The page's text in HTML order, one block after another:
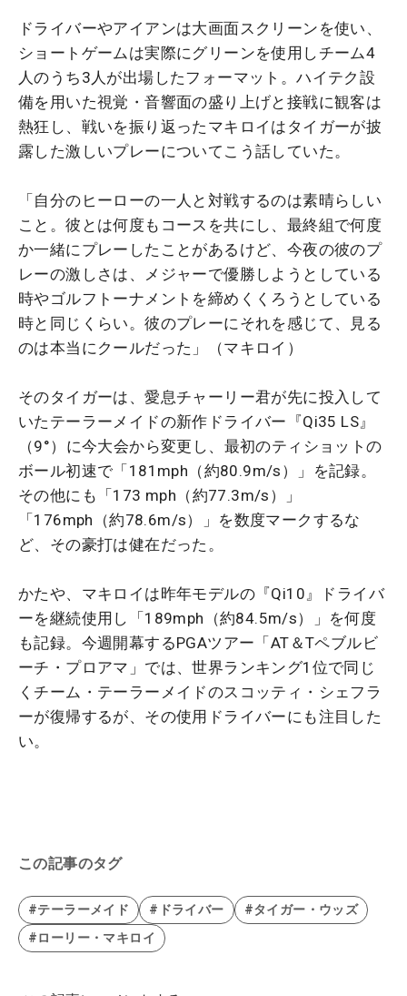
ドライバーやアイアンは大画面スクリーンを使い、
ショートゲームは実際にグリーンを使用しチーム4
人のうち3人が出場したフォーマット。ハイテク設
備を用いた視覚・音響面の盛り上げと接戦に観客は
熱狂し、戦いを振り返ったマキロイはタイガーが披
露した激しいプレーについてこう話していた。
「自分のヒーローの一人と対戦するのは素晴らしい
こと。彼とは何度もコースを共にし、最終組で何度
か一緒にプレーしたことがあるけど、今夜の彼のプ
レーの激しさは、メジャーで優勝しようとしている
時やゴルフトーナメントを締めくくろうとしている
時と同じくらい。彼のプレーにそれを感じて、見る
のは本当にクールだった」（マキロイ）
そのタイガーは、愛息チャーリー君が先に投入して
いたテーラーメイドの新作ドライバー『Qi35 LS』
（9°）に今大会から変更し、最初のティショットの
ボール初速で「181mph（約80.9m/s）」を記録。
その他にも「173 mph（約77.3m/s）」
「176mph（約78.6m/s）」を数度マークするな
ど、その豪打は健在だった。
かたや、マキロイは昨年モデルの『Qi10』ドライバ
ーを継続使用し「189mph（約84.5m/s）」を何度
も記録。今週開幕するPGAツアー「AT＆Tペブルビ
ーチ・プロアマ」では、世界ランキング1位で同じ
くチーム・テーラーメイドのスコッティ・シェフラ
ーが復帰するが、その使用ドライバーにも注目した
い。
この記事のタグ
#テーラーメイド #ドライバー
#タイガー・ウッズ
#ローリー・マキロイ